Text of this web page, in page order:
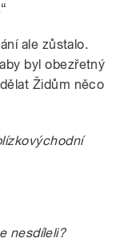
ale zůstalo.
byl obezřetný
Židům něco
nesdíleli?